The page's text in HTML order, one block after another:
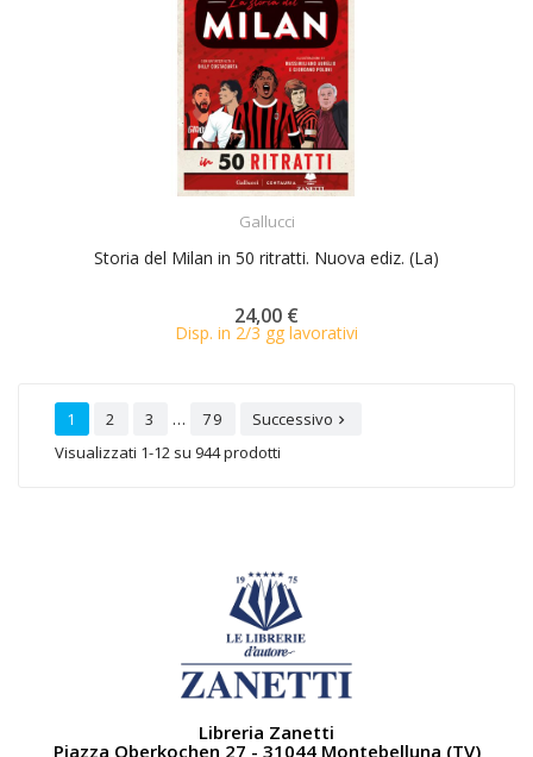
Gallucci
Storia del Milan in 50 ritratti. Nuova ediz. (La)
24,00 €
Disp. in 2/3 gg lavorativi
1 2 3 … 79 Successivo 
Visualizzati 1-12 su 944 prodotti
Libreria Zanetti
Piazza Oberkochen 27 - 31044 Montebelluna (TV)